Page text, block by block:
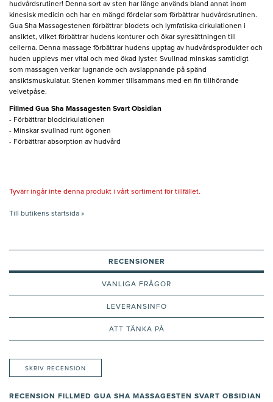
hudvårdsrutiner! Denna sort av sten har länge används bland annat inom
kinesisk medicin och har en mängd fördelar som förbättrar hudvårdsrutinen.
Gua Sha Massagestenen förbättrar blodets och lymfatiska cirkulationen i
ansiktet, vilket förbättrar hudens konturer och ökar syresättningen till
cellerna. Denna massage förbättrar hudens upptag av hudvårdsprodukter och
huden upplevs mer vital och med ökad lyster. Svullnad minskas samtidigt
som massagen verkar lugnande och avslappnande på spänd
ansiktsmuskulatur. Stenen kommer tillsammans med en fin tillhörande
velvetpåse.
Fillmed Gua Sha Massagesten Svart Obsidian
- Förbättrar blodcirkulationen
- Minskar svullnad runt ögonen
- Förbättrar absorption av hudvård
Tyvärr ingår inte denna produkt i vårt sortiment för tillfället.
Till butikens startsida »
RECENSIONER
VANLIGA FRÅGOR
LEVERANSINFO
ATT TÄNKA PÅ
SKRIV RECENSION
RECENSION FILLMED GUA SHA MASSAGESTEN SVART OBSIDIAN